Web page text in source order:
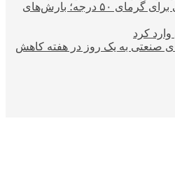
هشدار قرمز هواشناسی برای گرمای ۵۰ درجه؛ بارش‌های
کرد
صنعتی به یک روز در هفته کاهش